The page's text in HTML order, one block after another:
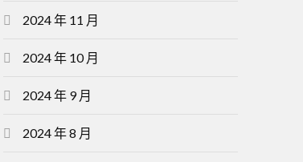
2024 年 11 月
2024 年 10 月
2024 年 9 月
2024 年 8 月